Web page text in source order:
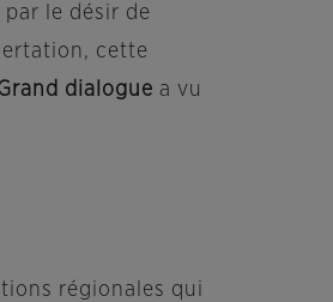
le désir de
cette
dialogue a vu
régionales qui